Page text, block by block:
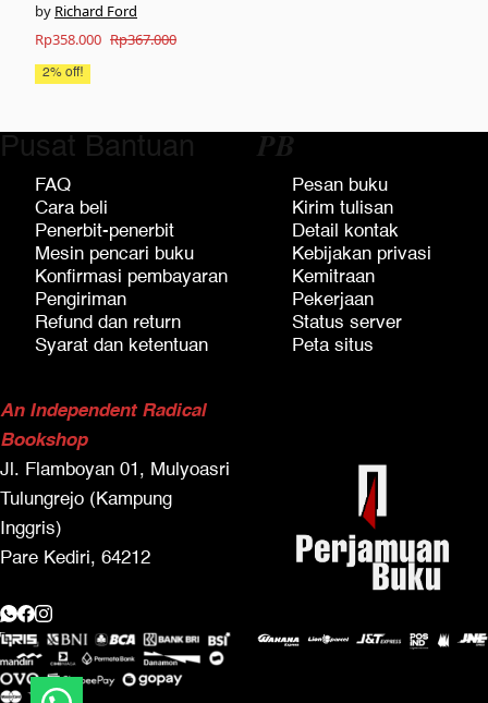
Richard Ford
Rp367.000
Original
price
Rp358.000
Current
price
2% off!
Pusat Bantuan
FAQ
Cara beli
Penerbit-penerbit
Mesin pencari buku
Konfirmasi pembayaran
Pengiriman
Refund dan return
Syarat dan ketentuan
𝑷𝑩
Pesan buku
Kirim tulisan
Detail kontak
Kebijakan privasi
Kemitraan
Pekerjaan
Status server
Peta situs
An Independent Radical
Bookshop
Jl. Flamboyan 01, Mulyoasri
Tulungrejo (Kampung
Inggris)
Pare Kediri, 64212